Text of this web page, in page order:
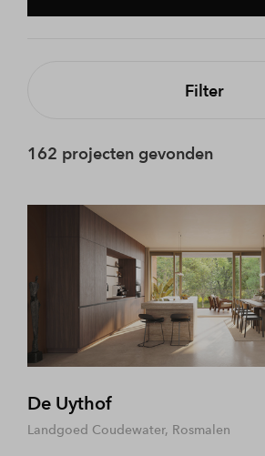
Filter
162 projecten gevonden
De Uythof
Landgoed Coudewater, Rosmalen